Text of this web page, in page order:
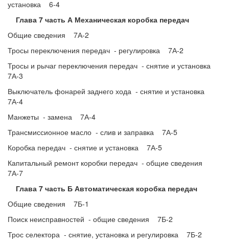
установка 6-4
Глава 7 часть А Механическая коробка передач
Общие сведения 7А-2
Тросы переключения передач - регулировка 7А-2
Тросы и рычаг переключения передач - снятие и установка
7А-3
Выключатель фонарей заднего хода - снятие и установка
7А-4
Манжеты - замена 7А-4
Трансмиссионное масло - слив и заправка 7А-5
Коробка передач - снятие и установка 7А-5
Капитальный ремонт коробки передач - общие сведения
7А-7
Глава 7 часть Б Автоматическая коробка передач
Общие сведения 7Б-1
Поиск неисправностей - общие сведения 7Б-2
Трос селектора - снятие, установка и регулировка 7Б-2